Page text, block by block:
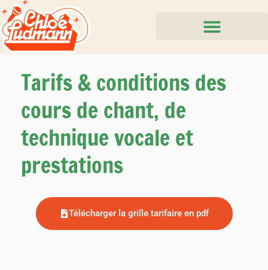
Aller
au
contenu
Tarifs & conditions des
cours de chant, de
technique vocale et
prestations
Télécharger la grille tarifaire en pdf